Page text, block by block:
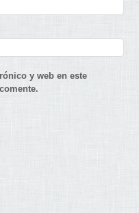
y web en este